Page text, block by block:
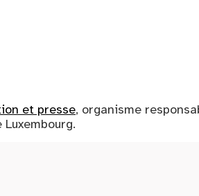
et presse, organisme